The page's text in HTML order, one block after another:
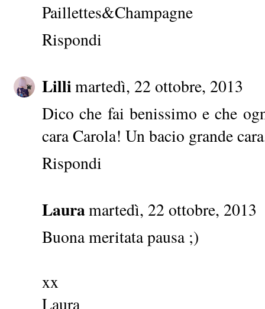
Paillettes&Champagne
Rispondi
Lillimartedì, 22 ottobre, 2013
Dico che fai benissimo e che
cara Carola! Un bacio grande
Rispondi
Lauramartedì, 22 ottobre, 2013
Buona meritata pausa ;)
xx
Laura